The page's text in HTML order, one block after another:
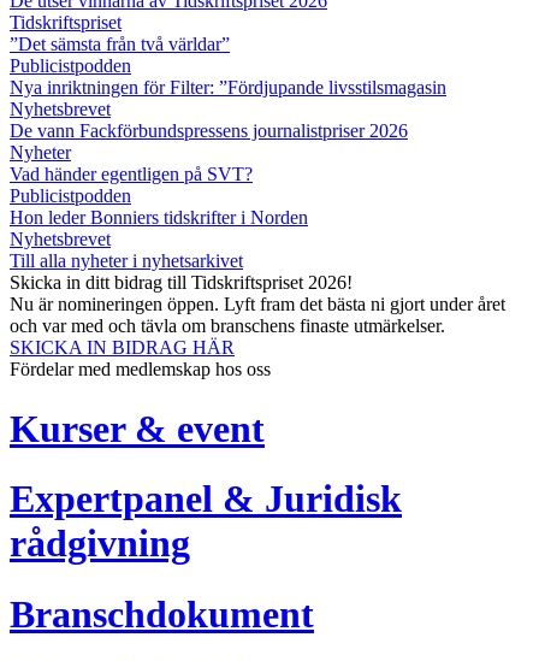
Tidskriftspriset
”Det sämsta från två världar”
Publicistpodden
Nya inriktningen för Filter: ”Fördjupande livsstilsmagasin
Nyhetsbrevet
De vann Fackförbundspressens journalistpriser 2026
Nyheter
Vad händer egentligen på SVT?
Publicistpodden
Hon leder Bonniers tidskrifter i Norden
Nyhetsbrevet
Till alla nyheter i nyhetsarkivet
Skicka in ditt bidrag till Tidskriftspriset 2026!
Nu är nomineringen öppen. Lyft fram det bästa ni gjort under året
och var med och tävla om branschens finaste utmärkelser.
SKICKA IN BIDRAG HÄR
Fördelar med medlemskap hos oss
Kurser & event
Expertpanel & Juridisk
rådgivning
Branschdokument